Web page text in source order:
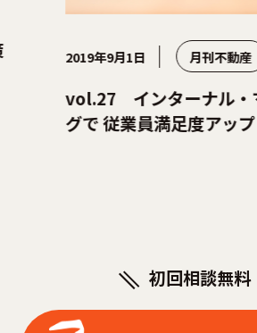
2019年9月1日 月刊不動産
vol.27 インターナル・マー
グで 従業員満足度アップ！
初回相談無料